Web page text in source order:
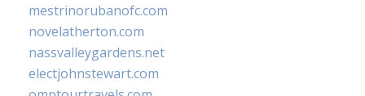
mestrinorubanofc.com
novelatherton.com
nassvalleygardens.net
electjohnstewart.com